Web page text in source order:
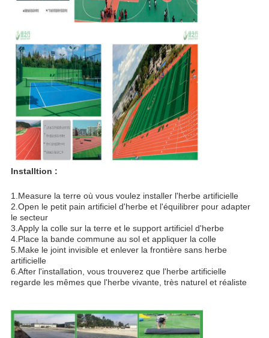
Installtion :
1.Measure la terre où vous voulez installer l'herbe artificielle
2.Open le petit pain artificiel d'herbe et l'équilibrer pour adapter
le secteur
3.Apply la colle sur la terre et le support artificiel d'herbe
4.Place la bande commune au sol et appliquer la colle
5.Make le joint invisible et enlever la frontière sans herbe
artificielle
6.After l'installation, vous trouverez que l'herbe artificielle
regarde les mêmes que l'herbe vivante, très naturel et réaliste